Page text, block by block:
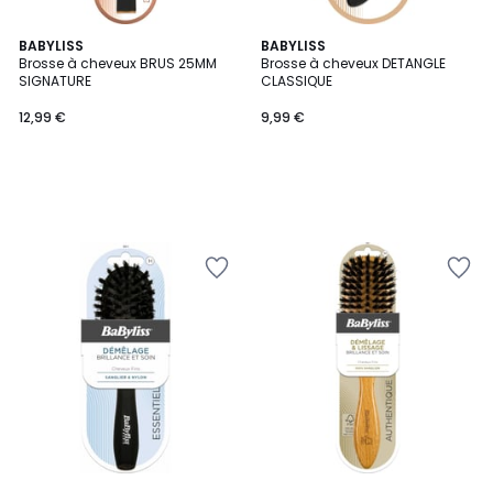
BABYLISS
Brosse à cheveux BRUS 25MM
SIGNATURE
12,99 €
BABYLISS
Brosse à cheveux DETANGLE
CLASSIQUE
9,99 €